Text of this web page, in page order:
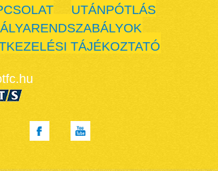
UTÁNPÓTLÁS
TÁJÉKOZTATÓ